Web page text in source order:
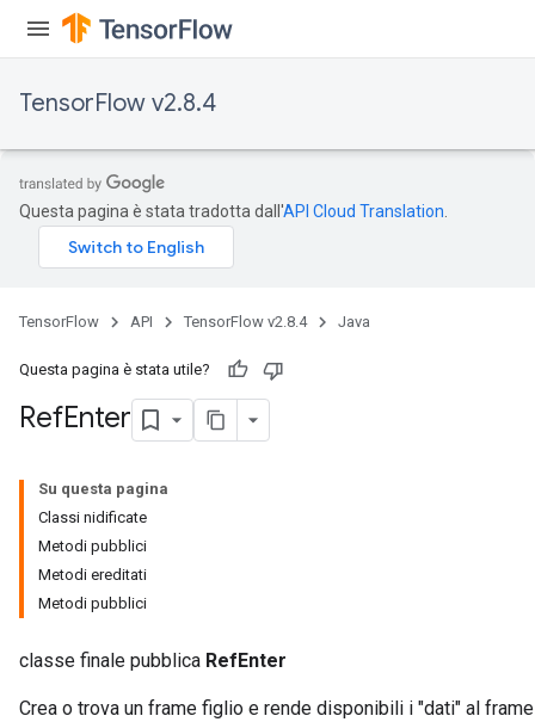
TensorFlow v2.8.4
Questa pagina è stata tradotta dall'API Cloud Translation
TensorFlow API TensorFlow v2.8.4 Java
Questa pagina è stata utile?
RefEnter
Su questa pagina
Classi nidificate
Metodi pubblici
Metodi ereditati
Metodi pubblici
classe finale pubblica RefEnter
Crea o trova un frame figlio e rende disponibili i "dati" al